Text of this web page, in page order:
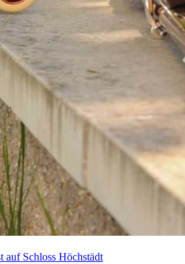
auf Schloss Höchstädt